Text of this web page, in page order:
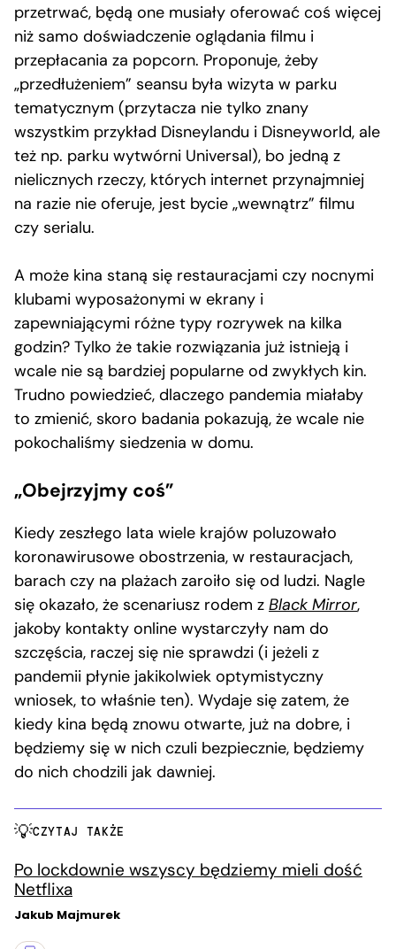
przetrwać, będą one musiały oferować coś więcej
niż samo doświadczenie oglądania filmu i
przepłacania za popcorn. Proponuje, żeby
„przedłużeniem” seansu była wizyta w parku
tematycznym (przytacza nie tylko znany
wszystkim przykład Disneylandu i Disneyworld, ale
też np. parku wytwórni Universal), bo jedną z
nielicznych rzeczy, których internet przynajmniej
na razie nie oferuje, jest bycie „wewnątrz” filmu
czy serialu.
A może kina staną się restauracjami czy nocnymi
klubami wyposażonymi w ekrany i
zapewniającymi różne typy rozrywek na kilka
godzin? Tylko że takie rozwiązania już istnieją i
wcale nie są bardziej popularne od zwykłych kin.
Trudno powiedzieć, dlaczego pandemia miałaby
to zmienić, skoro badania pokazują, że wcale nie
pokochaliśmy siedzenia w domu.
„Obejrzyjmy coś”
Kiedy zeszłego lata wiele krajów poluzowało
koronawirusowe obostrzenia, w restauracjach,
barach czy na plażach zaroiło się od ludzi. Nagle
się okazało, że scenariusz rodem z Black Mirror,
jakoby kontakty online wystarczyły nam do
szczęścia, raczej się nie sprawdzi (i jeżeli z
pandemii płynie jakikolwiek optymistyczny
wniosek, to właśnie ten). Wydaje się zatem, że
kiedy kina będą znowu otwarte, już na dobre, i
będziemy się w nich czuli bezpiecznie, będziemy
do nich chodzili jak dawniej.
CZYTAJ TAKŻE
Po lockdownie wszyscy będziemy mieli dość
Netflixa
Jakub Majmurek